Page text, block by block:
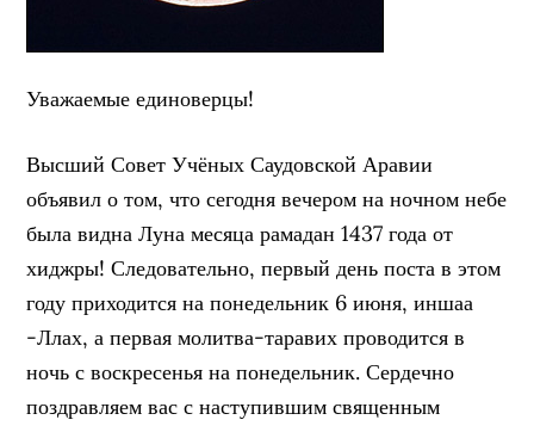
Уважаемые единоверцы!
Высший Совет Учёных Саудовской Аравии
объявил о том, что сегодня вечером на ночном небе
была видна Луна месяца рамадан 1437 года от
хиджры! Следовательно, первый день поста в этом
году приходится на понедельник 6 июня, иншаа
-Ллах, а первая молитва-таравих проводится в
ночь с воскресенья на понедельник. Сердечно
поздравляем вас с наступившим священным